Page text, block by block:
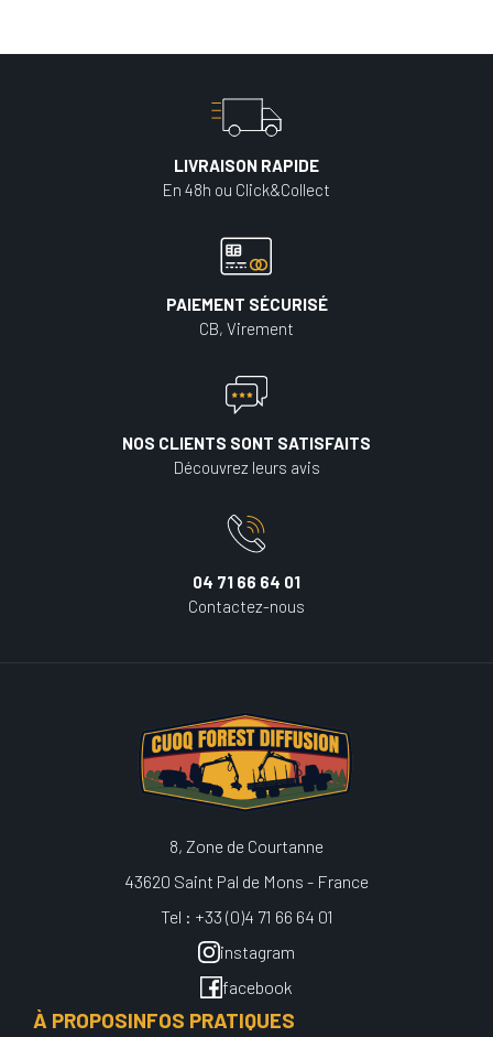
LIVRAISON RAPIDE
En 48h ou Click&Collect
PAIEMENT SÉCURISÉ
CB, Virement
NOS CLIENTS SONT SATISFAITS
Découvrez leurs avis
04 71 66 64 01
Contactez-nous
8, Zone de Courtanne
43620 Saint Pal de Mons - France
Tel : +33 (0)4 71 66 64 01
instagram
facebook
À PROPOSINFOS PRATIQUES